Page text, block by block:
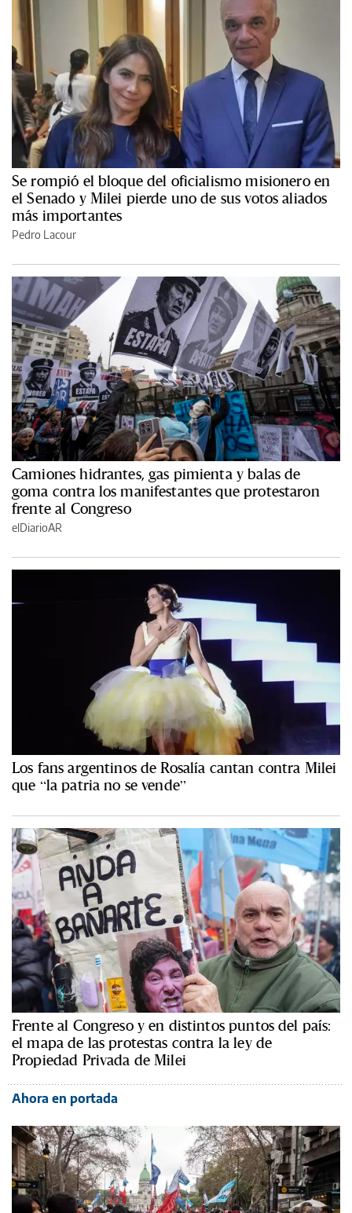
Se rompió el bloque del oficialismo misionero en
el Senado y Milei pierde uno de sus votos aliados
más importantes
Pedro Lacour
Camiones hidrantes, gas pimienta y balas de
goma contra los manifestantes que protestaron
frente al Congreso
elDiarioAR
Los fans argentinos de Rosalía cantan contra Milei
que “la patria no se vende”
Frente al Congreso y en distintos puntos del país:
el mapa de las protestas contra la ley de
Propiedad Privada de Milei
Ahora en portada